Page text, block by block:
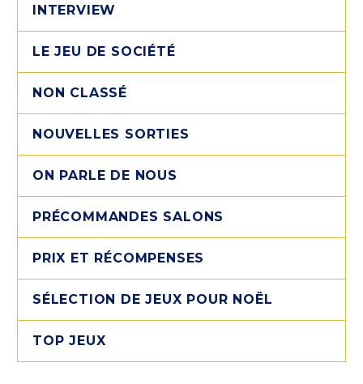
INTERVIEW
LE JEU DE SOCIÉTÉ
NON CLASSÉ
NOUVELLES SORTIES
ON PARLE DE NOUS
PRÉCOMMANDES SALONS
PRIX ET RÉCOMPENSES
SÉLECTION DE JEUX POUR NOËL
TOP JEUX